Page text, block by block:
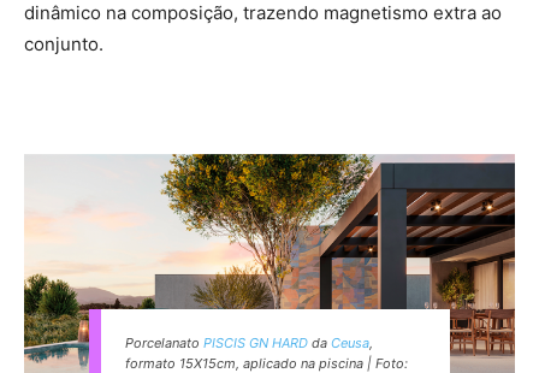
dinâmico na composição, trazendo magnetismo extra ao
conjunto.
Porcelanato PISCIS GN HARD da Ceusa,
formato 15X15cm, aplicado na piscina | Foto: